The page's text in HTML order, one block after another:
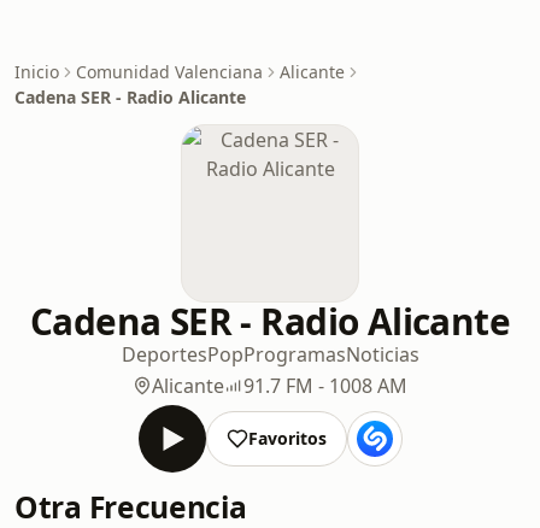
Inicio Comunidad Valenciana
Alicante
Cadena SER - Radio Alicante
Cadena SER - Radio Alicante
DeportesPopProgramasNoticias
Alicante
91.7 FM - 1008 AM
Favoritos
Otra Frecuencia